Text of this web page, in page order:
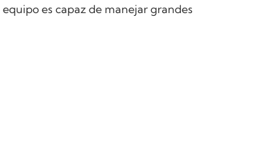
es capaz de manejar grandes